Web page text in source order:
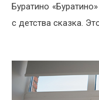
Буратино
с детства сказка.